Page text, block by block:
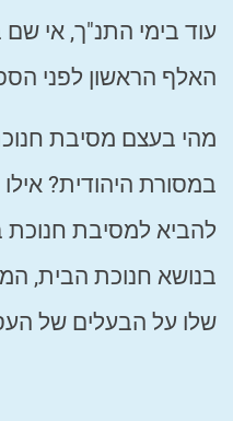
עוד בימי התנ"ך, אי
האלף הראשון לפני
מהי בעצם מסיבת
במסורת היהודית? אילו
להביא למסיבת חנוכת
בנושא חנוכת הבית,
שלו על הבעלים של